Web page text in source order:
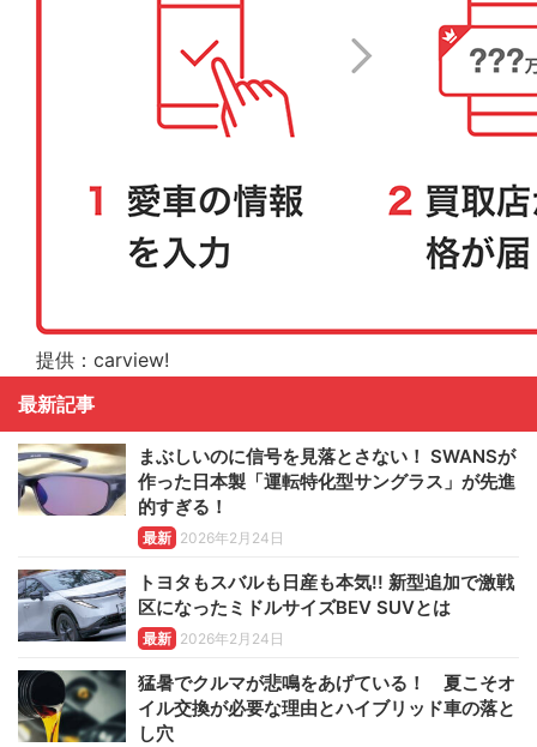
提供：carview!
最新記事
まぶしいのに信号を見落とさない！ SWANSが
作った日本製「運転特化型サングラス」が先進
的すぎる！
最新 2026年2月24日
トヨタもスバルも日産も本気!! 新型追加で激戦
区になったミドルサイズBEV SUVとは
最新 2026年2月24日
猛暑でクルマが悲鳴をあげている！ 夏こそオ
イル交換が必要な理由とハイブリッド車の落と
し穴